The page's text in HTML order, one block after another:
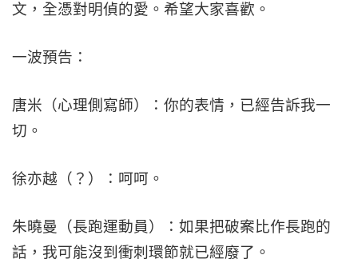
文，全憑對明偵的愛。希望大家喜歡。
一波預告：
唐米（心理側寫師）：你的表情，已經告訴我一
切。
徐亦越（？）：呵呵。
朱曉曼（長跑運動員）：如果把破案比作長跑的
話，我可能沒到衝刺環節就已經廢了。